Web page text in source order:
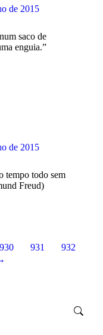
de 2015
saco de
enguia.”
de 2015
tempo todo sem
Freud)
930 931
932